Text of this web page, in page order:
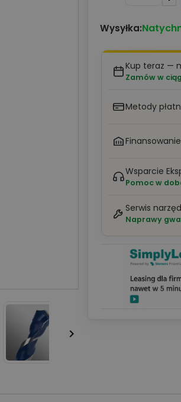

Wysyłka:
Kup teraz —
Zamów w
Metody
Wsparcie
Pomoc w
Serwis
Naprawy